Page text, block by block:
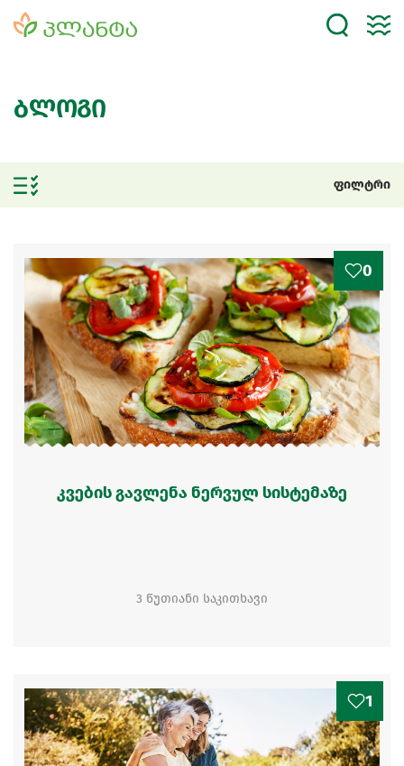
ბლოგი
ფილტრი
0
კვების გავლენა ნერვულ სისტემაზე
3 წუთიანი საკითხავი
1